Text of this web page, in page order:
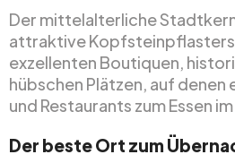
Der mittelalterliche
attraktive
exzellenten Boutiquen,
hübschen Plätzen, auf denen
und Restaurants zum Essen
Der beste Ort zum